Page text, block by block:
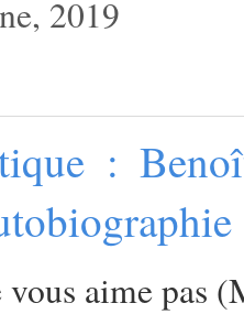
2019
:
aime pas